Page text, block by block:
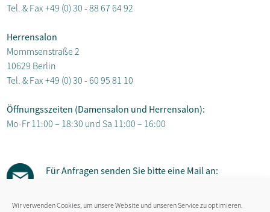
Wir verwenden Cookies, um unsere Website und unseren Service zu optimieren.
Tel. & Fax+49 (0) 30 - 88 67 64 92
Herrensalon
Mommsenstraße 2
10629 Berlin
Tel. & Fax+49 (0) 30 - 60 95 81 10
Öffnungsszeiten (Damensalon und Herrensalon):
Mo-Fr 11:00 – 18:30 und Sa 11:00 – 16:00
Für Anfragen senden Sie bitte eine Mail an: